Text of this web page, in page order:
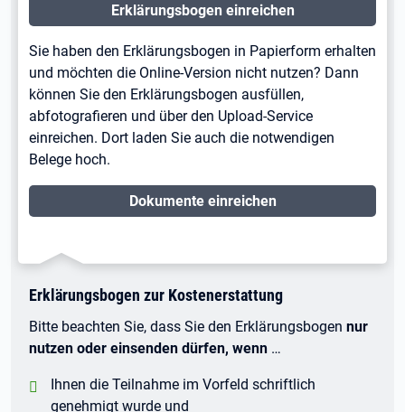
Erklärungsbogen einreichen
Sie haben den Erklärungsbogen in Papierform erhalten
und möchten die Online-Version nicht nutzen? Dann
können Sie den Erklärungsbogen ausfüllen,
abfotografieren und über den Upload-Service
einreichen. Dort laden Sie auch die notwendigen
Belege hoch.
Dokumente einreichen
Erklärungsbogen zur Kostenerstattung
Bitte beachten Sie, dass Sie den Erklärungsbogen nur
nutzen oder einsenden dürfen, wenn …
positiv:
Ihnen die Teilnahme im Vorfeld schriftlich
genehmigt wurde und